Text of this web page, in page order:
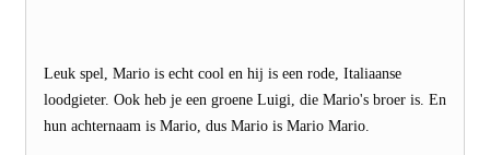
Leuk spel, Mario is echt cool en hij is een rode, Italiaanse
loodgieter. Ook heb je een groene Luigi, die Mario's broer is. En
hun achternaam is Mario, dus Mario is Mario Mario.